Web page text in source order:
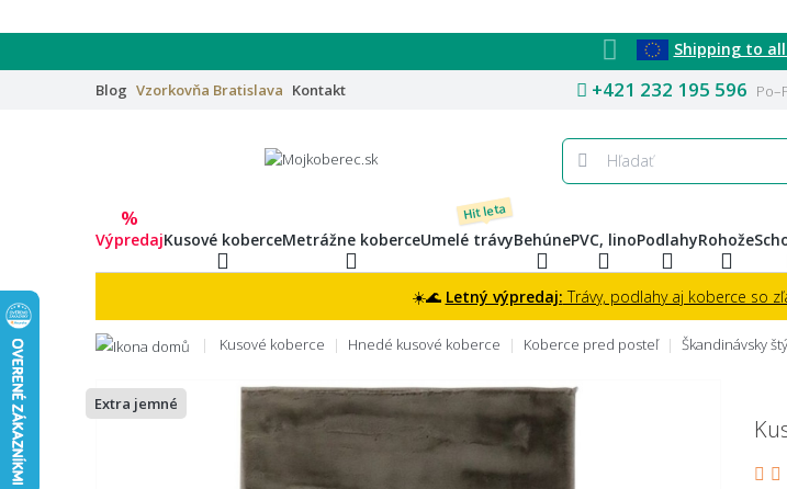
Shipping to
Blog Vzorkovňa Bratislava Kontakt +421 232 195 596
%
VýpredajKusové koberceMetrážne koberce
Hit leta
Umelé trávyBehúnePVC, linoPodlahyRohože
☀️🌊 Letný výpredaj: Trávy, podlahy aj koberce so
Kusové koberce Hnedé kusové koberce Koberce pred posteľ Škandinávsky
Extra jemné